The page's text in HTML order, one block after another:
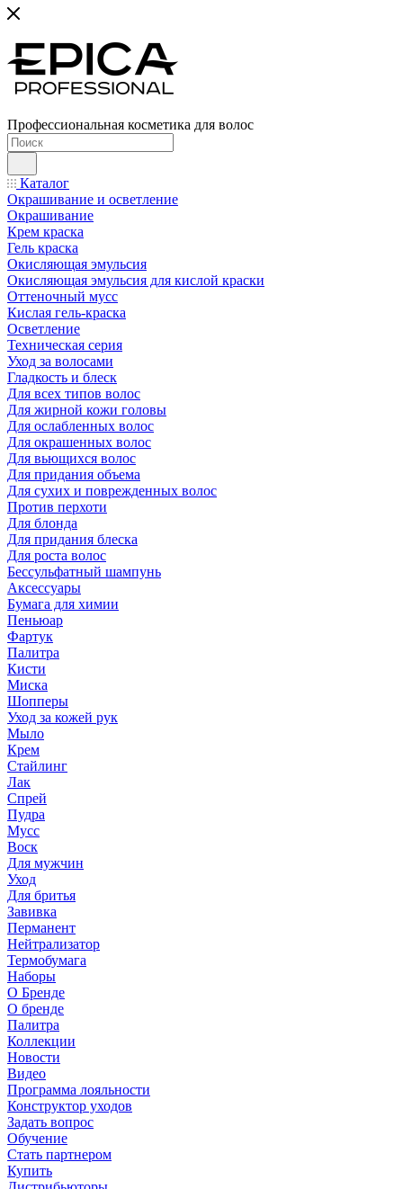
Профессиональная косметика для волос
Каталог
Окрашивание и осветление
Окрашивание
Крем краска
Гель краска
Окисляющая эмульсия
Окисляющая эмульсия для кислой краски
Оттеночный мусс
Кислая гель-краска
Осветление
Техническая серия
Уход за волосами
Гладкость и блеск
Для всех типов волос
Для жирной кожи головы
Для ослабленных волос
Для окрашенных волос
Для вьющихся волос
Для придания объема
Для сухих и поврежденных волос
Против перхоти
Для блонда
Для придания блеска
Для роста волос
Бессульфатный шампунь
Аксессуары
Бумага для химии
Пеньюар
Фартук
Палитра
Кисти
Миска
Шопперы
Уход за кожей рук
Мыло
Крем
Стайлинг
Лак
Спрей
Пудра
Мусс
Воск
Для мужчин
Уход
Для бритья
Завивка
Перманент
Нейтрализатор
Термобумага
Наборы
О Бренде
О бренде
Палитра
Коллекции
Новости
Видео
Программа лояльности
Конструктор уходов
Задать вопрос
Обучение
Стать партнером
Купить